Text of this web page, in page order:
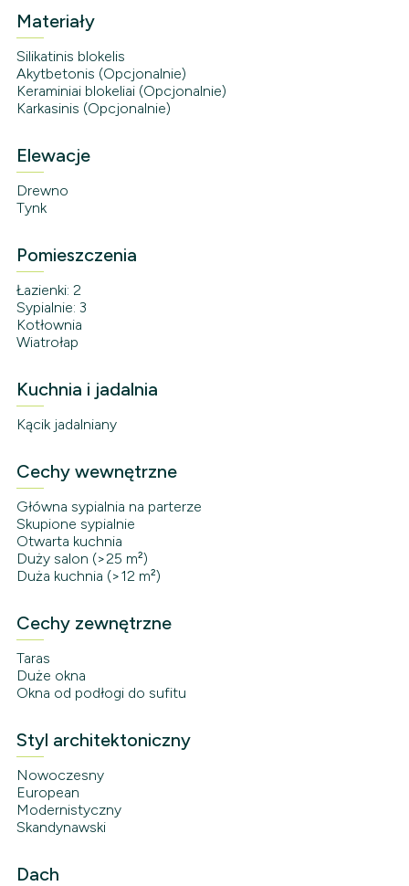
Materiały
Silikatinis blokelis
Akytbetonis (Opcjonalnie)
Keraminiai blokeliai (Opcjonalnie)
Karkasinis (Opcjonalnie)
Elewacje
Drewno
Tynk
Pomieszczenia
Łazienki: 2
Sypialnie: 3
Kotłownia
Wiatrołap
Kuchnia i jadalnia
Kącik jadalniany
Cechy wewnętrzne
Główna sypialnia na parterze
Skupione sypialnie
Otwarta kuchnia
Duży salon (>25 m²)
Duża kuchnia (>12 m²)
Cechy zewnętrzne
Taras
Duże okna
Okna od podłogi do sufitu
Styl architektoniczny
Nowoczesny
European
Modernistyczny
Skandynawski
Dach